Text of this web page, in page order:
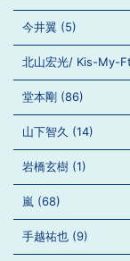
今井翼 (5)
北山宏光/ Kis-My-
堂本剛 (86)
山下智久 (14)
岩橋玄樹 (1)
嵐 (68)
手越祐也 (9)